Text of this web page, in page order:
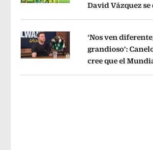
Opens in new windowDavid Vázquez
Opens in new window
‘Nos ven
grandioso’:
cree que el